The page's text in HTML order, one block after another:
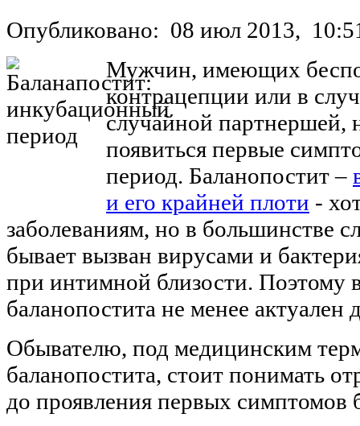
Опубликовано: 08 июл 2013,
Мужчин, имеющих
контрацепции или в
случайной партнершей,
появиться первые
период. Баланопостит –
и его крайней плоти -
заболеваниям, но в большинстве
бывает вызван вирусами и
при интимной близости. Поэтому
баланопостита не менее актуален
Обывателю, под медицинским
баланопостита, стоит понимать
до проявления первых симптомов